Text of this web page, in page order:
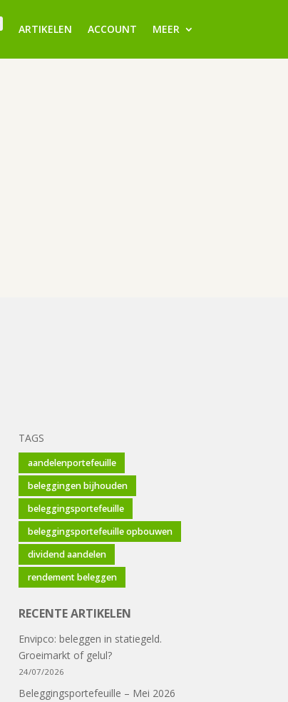
ARTIKELEN ACCOUNT MEER
TAGS
aandelenportefeuille
beleggingen bijhouden
beleggingsportefeuille
beleggingsportefeuille opbouwen
dividend aandelen
rendement beleggen
RECENTE ARTIKELEN
Envipco: beleggen in statiegeld.
Groeimarkt of gelul?
24/07/2026
Beleggingsportefeuille – Mei 2026